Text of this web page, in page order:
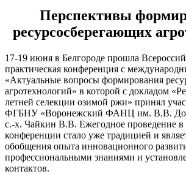
Перспективы
ресурсосберегающих
17-19 июня в Белгороде прошла
практическая конференция с
«Актуальные вопросы формирования
агротехнологий» в которой с докладом
летней селекции озимой ржи» принял
ФГБНУ «Воронежский ФАНЦ им. В.В.
с.-х. Чайкин В.В. Ежегодное проведение в
конференции стало уже традицией и
обобщения опыта инновационного
профессиональными знаниями и
контактов.